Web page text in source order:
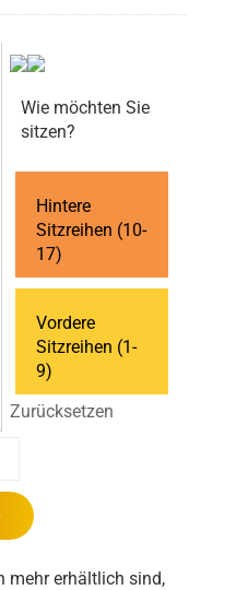
Wie möchten Sie
sitzen?
Hintere
Sitzreihen (10-
17)
Vordere
Sitzreihen (1-
9)
Zurücksetzen
mehr erhältlich sind,